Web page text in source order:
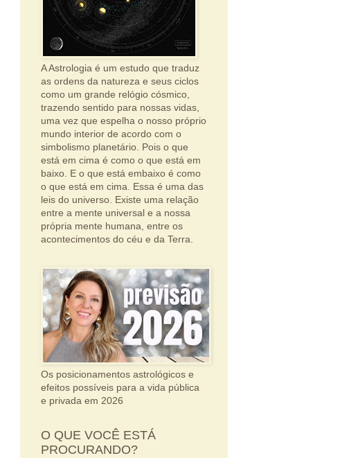
A Astrologia é um estudo que traduz
as ordens da natureza e seus ciclos
como um grande relógio cósmico,
trazendo sentido para nossas vidas,
uma vez que espelha o nosso próprio
mundo interior de acordo com o
simbolismo planetário. Pois o que
está em cima é como o que está em
baixo. E o que está embaixo é como
o que está em cima. Essa é uma das
leis do universo. Existe uma relação
entre a mente universal e a nossa
própria mente humana, entre os
acontecimentos do céu e da Terra.
Os posicionamentos astrológicos e
efeitos possíveis para a vida pública
e privada em 2026
O QUE VOCÊ ESTÁ
PROCURANDO?